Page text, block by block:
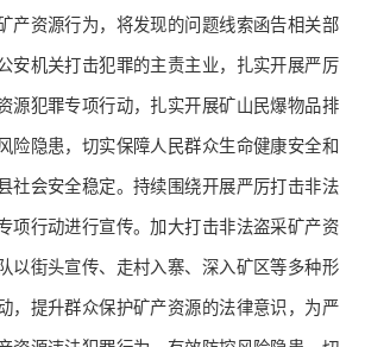
产资源行为，将发现的问题线索函告相关部
安机关打击犯罪的主责主业，扎实开展严厉
源犯罪专项行动，扎实开展矿山民爆物品排
险隐患，切实保障人民群众生命健康安全和
社会安全稳定。持续围绕开展严厉打击非法
项行动进行宣传。加大打击非法盗采矿产资
以街头宣传、走村入寨、深入矿区等多种形
，提升群众保护矿产资源的法律意识，为严